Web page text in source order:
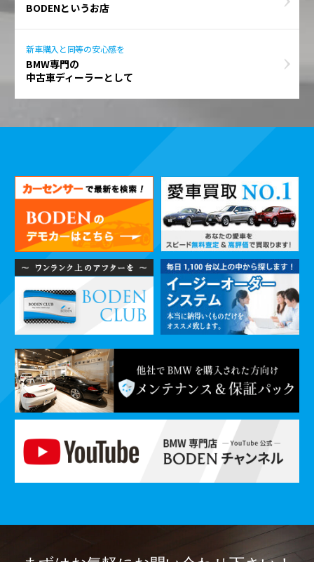
BODENというお店
新車購入と同等の安心感を
BMW専門の
中古車ディーラーとして